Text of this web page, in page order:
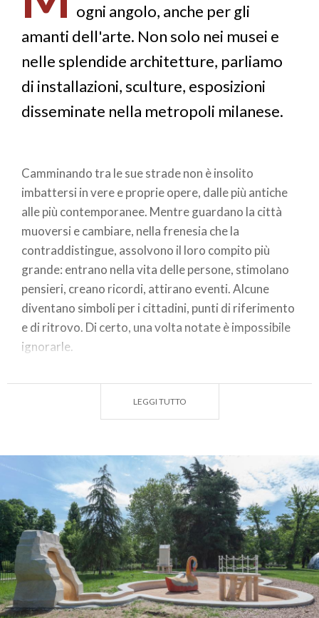
ogni angolo, anche per gli
amanti dell'arte. Non solo nei musei e
nelle splendide architetture, parliamo
di installazioni, sculture, esposizioni
disseminate nella metropoli milanese.
Camminando tra le sue strade non è insolito
imbattersi in vere e proprie opere, dalle più antiche
alle più contemporanee. Mentre guardano la città
muoversi e cambiare, nella frenesia che la
contraddistingue, assolvono il loro compito più
grande: entrano nella vita delle persone, stimolano
pensieri, creano ricordi, attirano eventi. Alcune
diventano simboli per i cittadini, punti di riferimento
e di ritrovo. Di certo, una volta notate è impossibile
ignorarle.
all’iconicaAgo, filo e nododi Piazza Cadorna,
7 opereha una storia unica da
raccontare e un'impronta artistica distintiva.
Partite con noi in unviaggio visivoche vi farà vivere
più da vicino il mondo dell' arte moderna
contemporaneatra vie moderne e angoli storici,
sotto il cielo della città. Seguiteci in questo percorso
artistico a Milano!
LEGGI TUTTO